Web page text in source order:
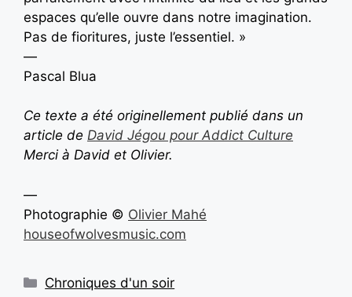
espaces qu’elle ouvre dans notre imagination.
Pas de fioritures, juste l’essentiel. »
—
Pascal Blua
Ce texte a été originellement publié dans un
article de David Jégou pour Addict Culture
Merci à David et Olivier.
—
Photographie © Olivier Mahé
houseofwolvesmusic.com
Chroniques d'un soir